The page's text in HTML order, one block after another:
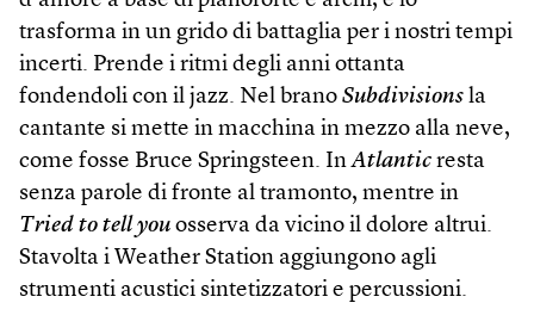
trasforma in un grido di battaglia per i nostri tempi
incerti. Prende i ritmi degli anni ottanta
fondendoli con il jazz. Nel brano Subdivisions la
cantante si mette in macchina in mezzo alla neve,
come fosse Bruce Springsteen. InAtlantic resta
senza parole di fronte al tramonto, mentre in
Tried to tell you osserva da vicino il dolore altrui.
Stavolta i Weather Station aggiungono agli
strumenti acustici sintetizzatori e percussioni.